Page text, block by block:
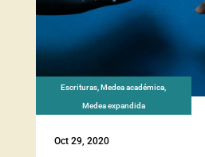
Escrituras ,Medea académica
Medea expandida
Oct 29, 2020